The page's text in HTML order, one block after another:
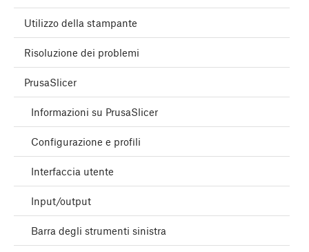
Utilizzo della stampante
Risoluzione dei problemi
PrusaSlicer
Informazioni su PrusaSlicer
Configurazione e profili
Interfaccia utente
Input/output
Barra degli strumenti sinistra